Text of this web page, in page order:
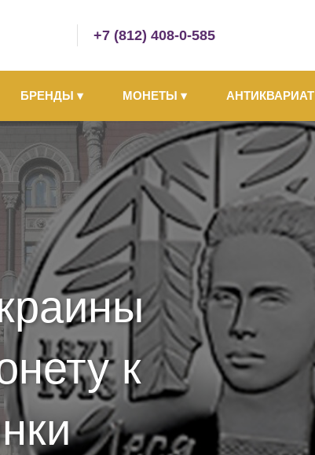
+7 (812) 408-0-585
БРЕНДЫ ▾ МОНЕТЫ ▾ АНТИКВАРИАТ
к